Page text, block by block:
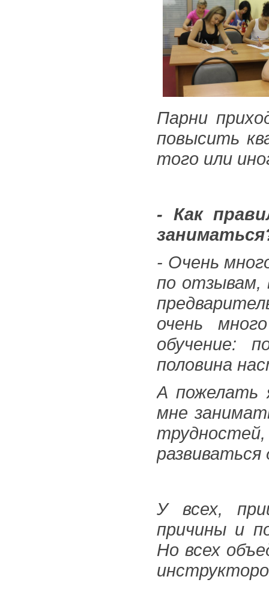
Парни
повысить
того или
- Как
- Очень
по отзывам,
очень
обучение:
половина
А пожелать
мне
У всех,
причины и
Но всех